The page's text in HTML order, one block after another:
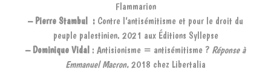
Flammarion
– Pierre Stambul : Contre l’antisémitisme et pour le droit du
peuple palestinien. 2021 aux Éditions Syllepse
– Dominique Vidal : Antisionisme = antisémitisme ? Réponse à
Emmanuel Macron. 2018 chez Libertalia